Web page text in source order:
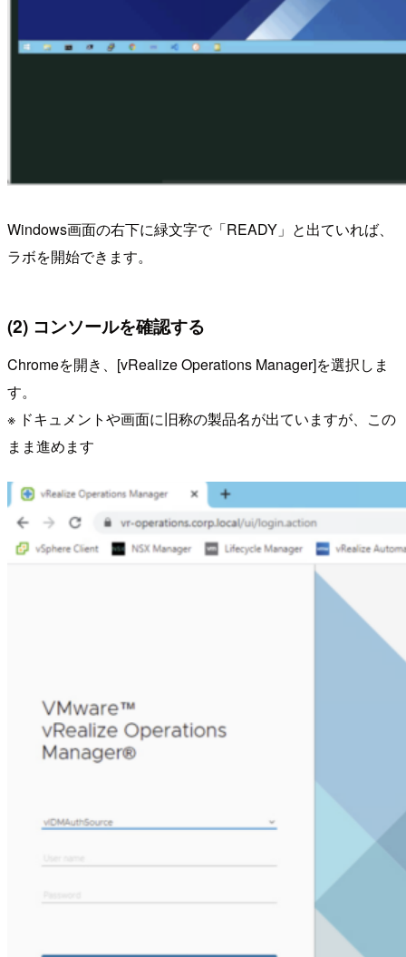
Windows画面の右下に緑文字で「READY」と出ていれば、
ラボを開始できます。
(2) コンソールを確認する
Chromeを開き、[vRealize Operations Manager]を選択しま
す。
※ ドキュメントや画面に旧称の製品名が出ていますが、この
まま進めます